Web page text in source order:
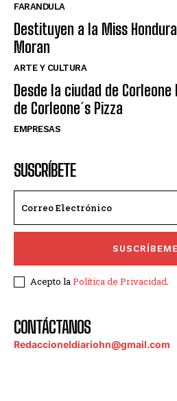
FARANDULA
Destituyen a la Miss
Moran
ARTE Y CULTURA
Desde la ciudad de
de Corleone´s Pizza
EMPRESAS
SUSCRÍBETE
SUSCRÍBEME
Acepto la Política de Privacidad
CONTÁCTANOS
Redaccioneldiariohn@gmail.com